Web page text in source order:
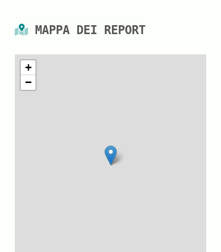
MAPPA DEI REPORT
+
−